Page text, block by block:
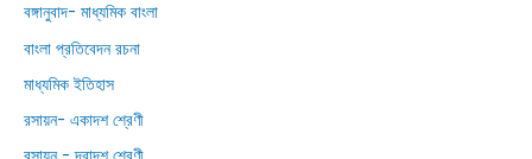
বঙ্গানুবাদ- মাধ্যমিক বাংলা
বাংলা প্রতিবেদন রচনা
মাধ্যমিক ইতিহাস
রসায়ন- একাদশ শ্রেণী